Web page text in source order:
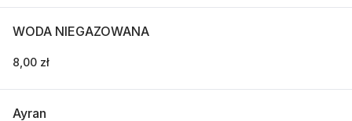
WODA NIEGAZOWANA
8,00 zł
Ayran